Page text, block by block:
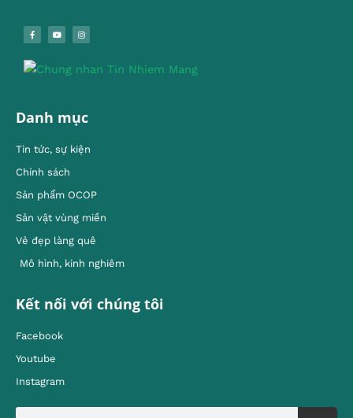
Danh mục
Tin tức, sự kiện
Chính sách
Sản phẩm OCOP
Sản vật vùng miền
Vẻ đẹp làng quê
Mô hình, kinh nghiêm
Kết nối với chúng tôi
Facebook
Youtube
Instagram